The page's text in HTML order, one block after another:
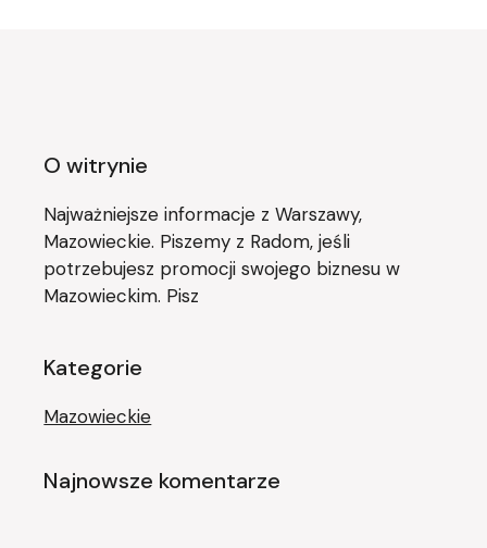
O witrynie
Najważniejsze informacje z Warszawy,
Mazowieckie. Piszemy z Radom, jeśli
potrzebujesz promocji swojego biznesu w
Mazowieckim. Pisz
Kategorie
Mazowieckie
Najnowsze komentarze